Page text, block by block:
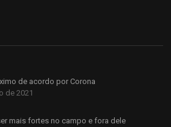
de acordo por Corona
de 2021
mais fortes no campo e fora dele